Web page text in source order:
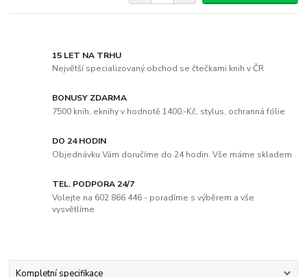
15 LET NA TRHU
Největší specializovaný obchod se čtečkami knih v ČR
BONUSY ZDARMA
7500 knih, eknihy v hodnotě 1400,-Kč, stylus, ochranná fólie
DO 24 HODIN
Objednávku Vám doručíme do 24 hodin. Vše máme skladem
TEL. PODPORA 24/7
Volejte na 602 866 446 - poradíme s výběrem a vše
vysvětlíme
Kompletní specifikace